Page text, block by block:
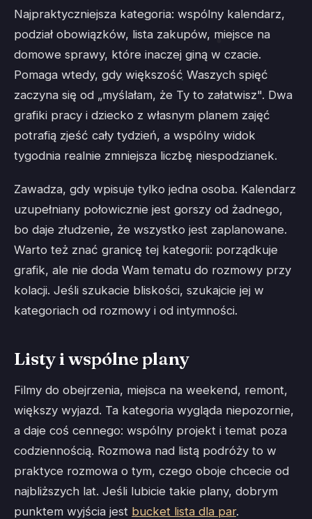
Najpraktyczniejsza kategoria: wspólny kalendarz,
podział obowiązków, lista zakupów, miejsce na
domowe sprawy, które inaczej giną w czacie.
Pomaga wtedy, gdy większość Waszych spięć
zaczyna się od „myślałam, że Ty to załatwisz". Dwa
grafiki pracy i dziecko z własnym planem zajęć
potrafią zjeść cały tydzień, a wspólny widok
tygodnia realnie zmniejsza liczbę niespodzianek.
Zawadza, gdy wpisuje tylko jedna osoba. Kalendarz
uzupełniany połowicznie jest gorszy od żadnego,
bo daje złudzenie, że wszystko jest zaplanowane.
Warto też znać granicę tej kategorii: porządkuje
grafik, ale nie doda Wam tematu do rozmowy przy
kolacji. Jeśli szukacie bliskości, szukajcie jej w
kategoriach od rozmowy i od intymności.
Listy i wspólne plany
Filmy do obejrzenia, miejsca na weekend, remont,
większy wyjazd. Ta kategoria wygląda niepozornie,
a daje coś cennego: wspólny projekt i temat poza
codziennością. Rozmowa nad listą podróży to w
praktyce rozmowa o tym, czego oboje chcecie od
najbliższych lat. Jeśli lubicie takie plany, dobrym
punktem wyjścia jest bucket lista dla par.